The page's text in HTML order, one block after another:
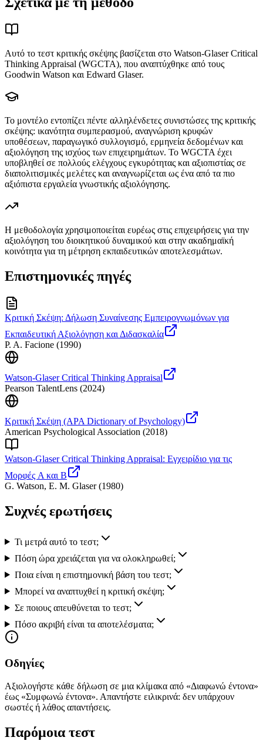
Αυτό το τεστ κριτικής σκέψης βασίζεται στο Watson-Glaser Critical
Thinking Appraisal (WGCTA), που αναπτύχθηκε από τους
Goodwin Watson και Edward Glaser.
Το μοντέλο εντοπίζει πέντε αλληλένδετες συνιστώσες της κριτικής
σκέψης: ικανότητα συμπερασμού, αναγνώριση κρυφών
υποθέσεων, παραγωγικό συλλογισμό, ερμηνεία δεδομένων και
αξιολόγηση της ισχύος των επιχειρημάτων. Το WGCTA έχει
υποβληθεί σε πολλούς ελέγχους εγκυρότητας και αξιοπιστίας σε
διαπολιτισμικές μελέτες και αναγνωρίζεται ως ένα από τα πιο
αξιόπιστα εργαλεία γνωστικής αξιολόγησης.
Η μεθοδολογία χρησιμοποιείται ευρέως στις επιχειρήσεις για την
αξιολόγηση του διοικητικού δυναμικού και στην ακαδημαϊκή
κοινότητα για τη μέτρηση εκπαιδευτικών αποτελεσμάτων.
Επιστημονικές πηγές
Κριτική Σκέψη: Δήλωση Συναίνεσης Εμπειρογνωμόνων για
Εκπαιδευτική Αξιολόγηση και Διδασκαλία
P. A. Facione (1990)
Watson-Glaser Critical Thinking Appraisal
Pearson TalentLens (2024)
Κριτική Σκέψη (APA Dictionary of Psychology)
American Psychological Association (2018)
Watson-Glaser Critical Thinking Appraisal: Εγχειρίδιο για τις
Μορφές A και B
G. Watson, E. M. Glaser(1980)
Συχνές ερωτήσεις
Τι μετρά αυτό το τεστ;
Πόση ώρα χρειάζεται για να ολοκληρωθεί;
Ποια είναι η επιστημονική βάση του τεστ;
Μπορεί να αναπτυχθεί η κριτική σκέψη;
Σε ποιους απευθύνεται το τεστ;
Πόσο ακριβή είναι τα αποτελέσματα;
Οδηγίες
Αξιολογήστε κάθε δήλωση σε μια κλίμακα από «Διαφωνώ έντονα»
έως «Συμφωνώ έντονα». Απαντήστε ειλικρινά: δεν υπάρχουν
σωστές ή λάθος απαντήσεις.
Παρόμοια τεστ